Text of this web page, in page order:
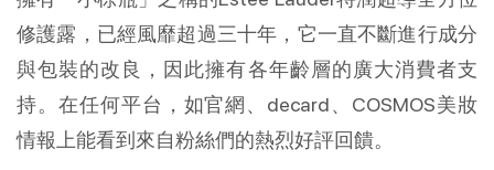
修護露，已經風靡超過三十年，它一直不斷進行成分
與包裝的改良，因此擁有各年齡層的廣大消費者支
持。在任何平台，如官網、decard、COSMOS美妝
情報上能看到來自粉絲們的熱烈好評回饋。